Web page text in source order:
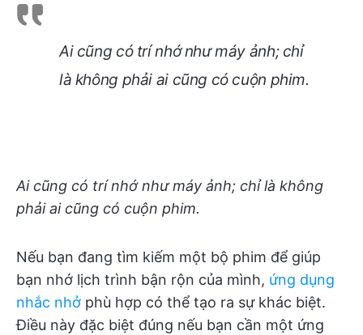
Ai cũng có trí nhớ như máy ảnh; chỉ
là không phải ai cũng có cuộn phim.
Ai cũng có trí nhớ như máy ảnh; chỉ là không
phải ai cũng có cuộn phim.
Nếu bạn đang tìm kiếm một bộ phim để giúp
bạn nhớ lịch trình bận rộn của mình, ứng dụng
nhắc nhở phù hợp có thể tạo ra sự khác biệt.
Điều này đặc biệt đúng nếu bạn cần một ứng